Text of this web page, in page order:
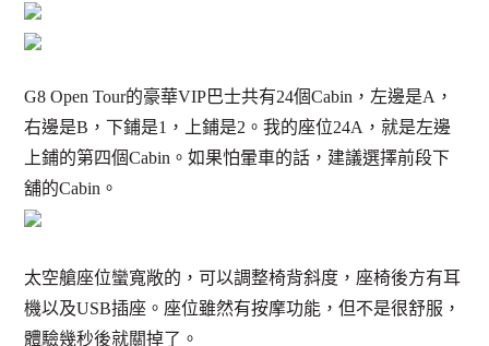
G8 Open Tour的豪華VIP巴士共有24個Cabin，左邊是A，
右邊是B，下鋪是1，上鋪是2。我的座位24A，就是左邊
上鋪的第四個Cabin。如果怕暈車的話，建議選擇前段下
舖的Cabin。
太空艙座位蠻寬敞的，可以調整椅背斜度，座椅後方有耳
機以及USB插座。座位雖然有按摩功能，但不是很舒服，
體驗幾秒後就關掉了。